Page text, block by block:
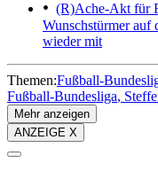
(R)Ache-Akt für
Wunschstürmer auf
wieder mit
Themen:Fußball-
Fußball-Bundesliga
Mehr anzeigen
ANZEIGE X